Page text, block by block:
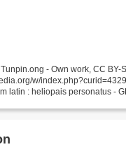
- Own work, CC BY-
w/
latin : heliopais personatus -